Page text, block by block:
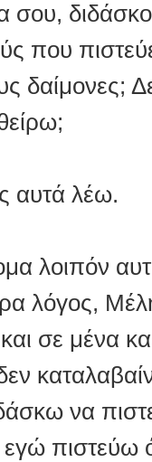
σου,
που
δαίμονες;
αυτά λέω.
λοιπόν
λόγος,
σε μένα
να
πιστεύω